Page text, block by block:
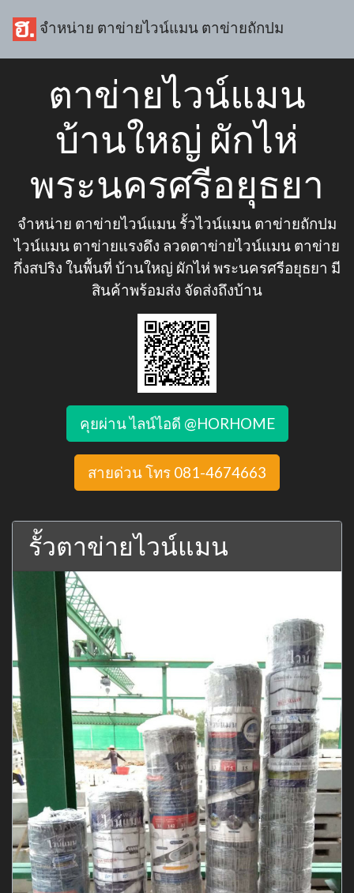
จำหน่าย ตาข่ายไวน์แมน ตาข่ายถักปม
ตาข่ายไวน์แมน
บ้านใหญ่ ผักไห่
พระนครศรีอยุธยา
จำหน่าย ตาข่ายไวน์แมน รั้วไวน์แมน ตาข่ายถักปม
ไวน์แมน ตาข่ายแรงดึง ลวดตาข่ายไวน์แมน ตาข่าย
กึ่งสปริง ในพื้นที่ บ้านใหญ่ ผักไห่ พระนครศรีอยุธยา มี
สินค้าพร้อมส่ง จัดส่งถึงบ้าน
คุยผ่าน ไลน์ไอดี @HORHOME
สายด่วน โทร 081-4674663
รั้วตาข่ายไวน์แมน